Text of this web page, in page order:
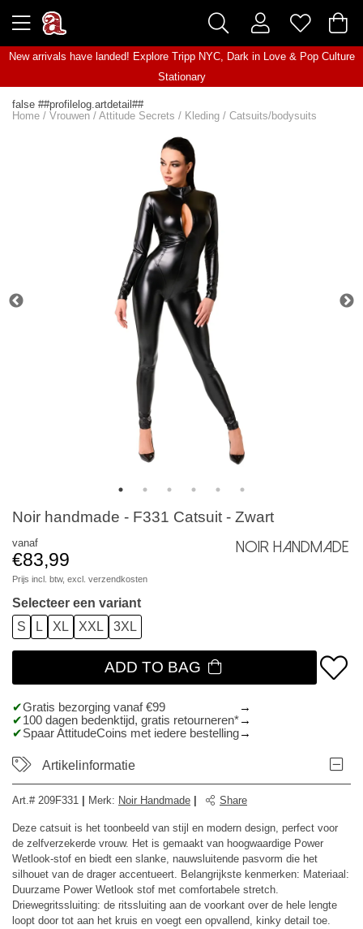
New arrivals have landed! Explore Tripp NYC, Dark in Love& Pop Culture
Stationary
false ##profilelog.artdetail##
Home / Vrouwen / Attitude Secrets / Kleding / Catsuits/bodysuits
Noir handmade - F331 Catsuit - Zwart
vanaf
€83,99
Prijs incl. btw, excl. verzendkosten
Noir Handmade
Selecteer een variant
S
L XL XXL 3XL
ADD TO BAG
Gratis bezorging vanaf €99
100 dagen bedenktijd, gratis retourneren*
Spaar AttitudeCoins met iedere bestelling
Artikelinformatie
Art.# 209F331 Merk: Noir Handmade Share
Deze catsuit is het toonbeeld van stijl en modern design, perfect voor
de zelfverzekerde vrouw. Het is gemaakt van hoogwaardige Power
Wetlook-stof en biedt een slanke, nauwsluitende pasvorm die het
silhouet van de drager accentueert. Belangrijkste kenmerken: Materiaal:
Duurzame Power Wetlook stof met comfortabele stretch.
Driewegritssluiting: de ritssluiting aan de voorkant over de hele lengte
loopt door tot aan het kruis en voegt een opvallend, kinky detail toe.